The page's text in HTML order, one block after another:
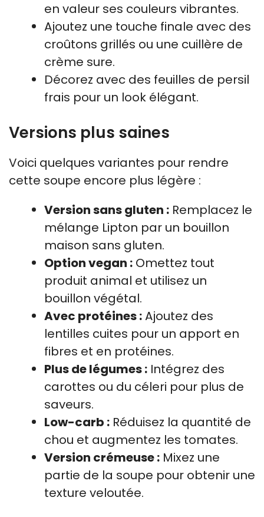
en valeur ses couleurs vibrantes.
Ajoutez une touche finale avec des
croûtons grillés ou une cuillère de
crème sure.
Décorez avec des feuilles de persil
frais pour un look élégant.
Versions plus saines
Voici quelques variantes pour rendre
cette soupe encore plus légère :
Version sans gluten : Remplacez le
mélange Lipton par un bouillon
maison sans gluten.
Option vegan : Omettez tout
produit animal et utilisez un
bouillon végétal.
Avec protéines :Ajoutez des
lentilles cuites pour un apport en
fibres et en protéines.
Plus de légumes : Intégrez des
carottes ou du céleri pour plus de
saveurs.
Low-carb : Réduisez la quantité de
chou et augmentez les tomates.
Version crémeuse : Mixez une
partie de la soupe pour obtenir une
texture veloutée.